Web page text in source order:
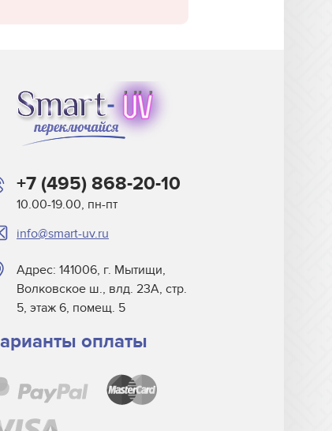
+7 (495) 868-20-10
10.00-19.00, пн-пт
info@smart-uv.ru
Адрес: 141006, г. Мытищи,
Волковское ш., влд. 23А, стр.
5, этаж 6, помещ. 5
оплаты